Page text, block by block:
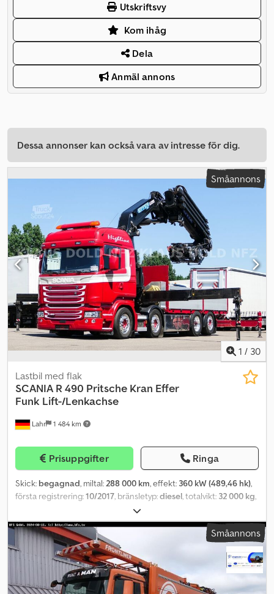
Utskriftsvy
Kom ihåg
Dela
Anmäl annons
Dessa annonser kan också vara av intresse för dig.
Småannons
1 / 30
Lahr 1 484 km
Lastbil med flak
SCANIA R 490 Pritsche Kran Effer
Funk Lift-/Lenkachse
Prisuppgifter Ringa
Skick: begagnad, miltal:288 000 km, effekt: 360 kW (489,46 hk),
första registrering:10/2017, bränsletyp:diesel, totalvikt: 32 000 kg,
, bromsar:
automatisk, emissionsklass:Euro 6, lastutrymmets längd:5 800
mm, lastutrymmets bredd: , lastutrymmeshöjd:800 mm,
Utrustning:ABS, bakgavellyft, kran, luftkonditionering,
parkeringsvärmare, Scania R 490, flak med kran, Effer, radiostyrd,
lyft-/styrbar axel, full luftfjädring, aluminiumlämmar, Euro 6. Dksdpfx
Ajzh Rx Dsc Uor För frågor: 0626550 * Skick: mycket bra * Effekt:
Småannons